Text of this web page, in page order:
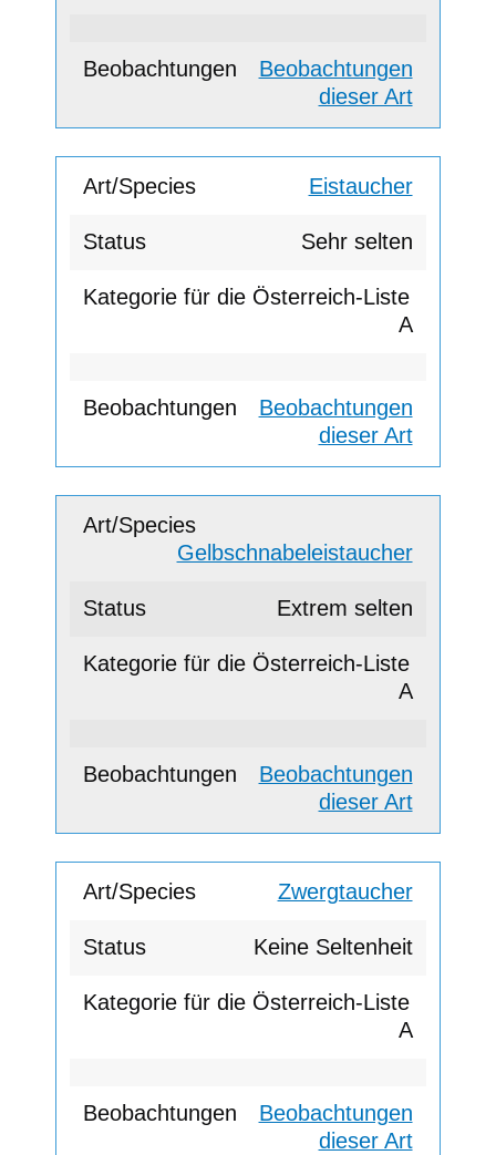
Beobachtungen
dieser Art
Eistaucher
Sehr selten
A
Beobachtungen
dieser Art
Gelbschnabeleistaucher
Extrem selten
A
Beobachtungen
dieser Art
Zwergtaucher
Keine Seltenheit
A
Beobachtungen
dieser Art